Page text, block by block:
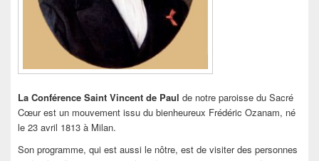
La Conférence Saint Vincent de Paul de notre paroisse du Sacré
Cœur est un mouvement issu du bienheureux Frédéric Ozanam, né
le 23 avril 1813 à Milan.
Son programme, qui est aussi le nôtre, est de visiter des personnes